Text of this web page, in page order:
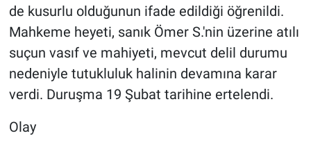
de kusurlu olduğunun ifade edildiği öğrenildi.
Mahkeme heyeti, sanık Ömer S.'nin üzerine atılı
suçun vasıf ve mahiyeti, mevcut delil durumu
nedeniyle tutukluluk halinin devamına karar
verdi. Duruşma 19 Şubat tarihine ertelendi.
Olay